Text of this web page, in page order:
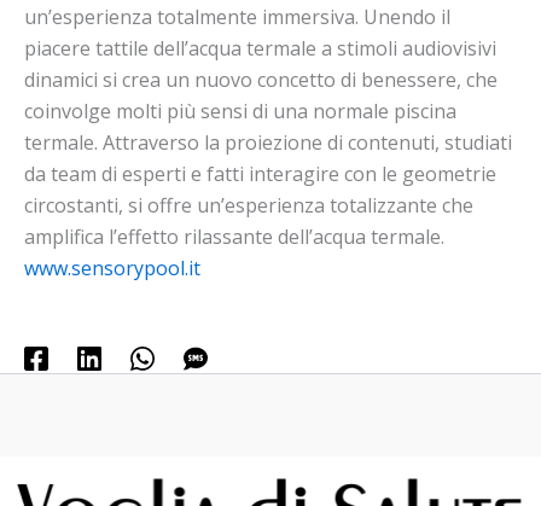
un’esperienza totalmente immersiva. Unendo il
piacere tattile dell’acqua termale a stimoli audiovisivi
dinamici si crea un nuovo concetto di benessere, che
coinvolge molti più sensi di una normale piscina
termale. Attraverso la proiezione di contenuti, studiati
da team di esperti e fatti interagire con le geometrie
circostanti, si offre un’esperienza totalizzante che
amplifica l’effetto rilassante dell’acqua termale.
www.sensorypool.it